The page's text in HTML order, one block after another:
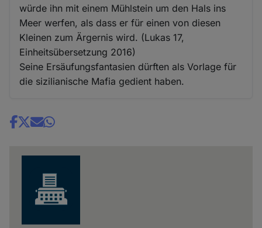
würde ihn mit einem Mühlstein um den Hals ins
Meer werfen, als dass er für einen von diesen
Kleinen zum Ärgernis wird. (Lukas 17,
Einheitsübersetzung 2016)
Seine Ersäufungsfantasien dürften als Vorlage für
die sizilianische Mafia gedient haben.
Share